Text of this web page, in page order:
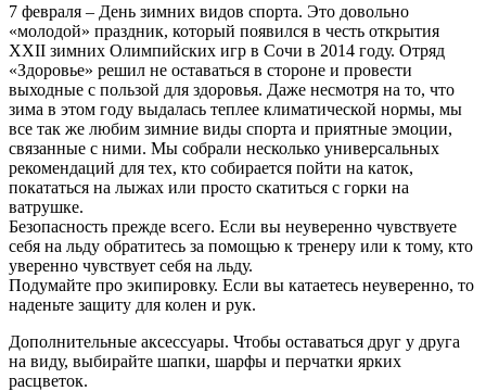
7 февраля – День зимних видов спорта. Это довольно
«молодой» праздник, который появился в честь открытия
XXII зимних Олимпийских игр в Сочи в 2014 году. Отряд
«Здоровье» решил не оставаться в стороне и провести
выходные с пользой для здоровья. Даже несмотря на то, что
зима в этом году выдалась теплее климатической нормы, мы
все так же любим зимние виды спорта и приятные эмоции,
связанные с ними. Мы собрали несколько универсальных
рекомендаций для тех, кто собирается пойти на каток,
покататься на лыжах или просто скатиться с горки на
ватрушке.
Безопасность прежде всего. Если вы неуверенно чувствуете
себя на льду обратитесь за помощью к тренеру или к тому, кто
уверенно чувствует себя на льду.
Подумайте про экипировку. Если вы катаетесь неуверенно, то
наденьте защиту для колен и рук.
Дополнительные аксессуары. Чтобы оставаться друг у друга
на виду, выбирайте шапки, шарфы и перчатки ярких
расцветок.